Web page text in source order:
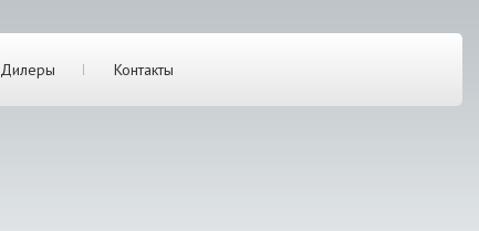
Дилеры Контакты